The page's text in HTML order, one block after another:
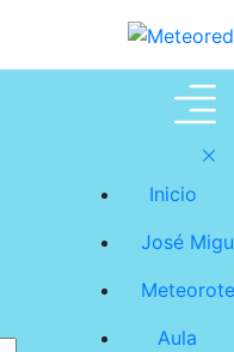
Inicio
José
Aula